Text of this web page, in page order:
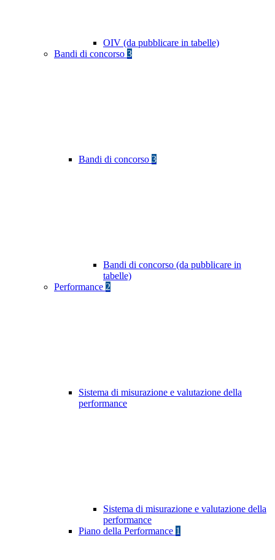
OIV (da pubblicare in tabelle)
Bandi di concorso 3
Bandi di concorso 3
Bandi di concorso (da pubblicare in
tabelle)
Performance 2
Sistema di misurazione e valutazione della
performance
Sistema di misurazione e valutazione della
performance
Piano della Performance 1